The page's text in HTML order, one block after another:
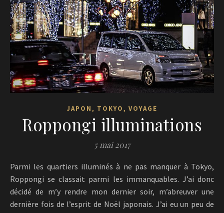
JAPON , TOKYO , VOYAGE
Roppongi illuminations
5 mai 2017
Parmi les quartiers illuminés à ne pas manquer à Tokyo,
Roppongi se classait parmi les immanquables. J’ai donc
décidé de m’y rendre mon dernier soir, m’abreuver une
dernière fois de l’esprit de Noël japonais. J’ai eu un peu de